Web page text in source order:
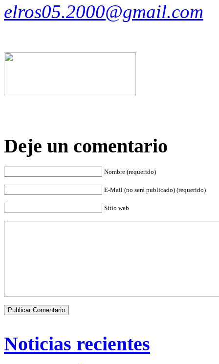
elros05.2000@gmail.com
Deje un comentario
Nombre (requerido)
E-Mail (no será publicado) (requerido)
Sitio web
Noticias recientes